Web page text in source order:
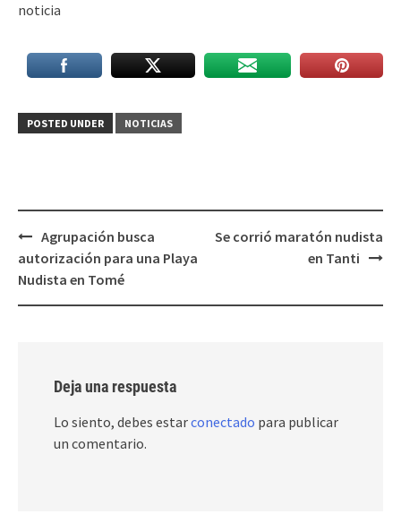
noticia
POSTED UNDER NOTICIAS
Post
navigation
Agrupación busca
autorización para una Playa
Nudista en Tomé
Se corrió maratón nudista
en Tanti
Deja una respuesta
Lo siento, debes estarconectado para publicar
un comentario.